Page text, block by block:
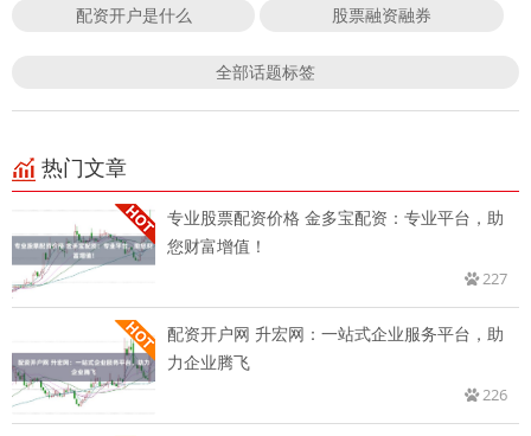
配资开户是什么 股票融资融券
全部话题标签
热门文章
专业股票配资价格 金多宝配资：专业平台，助
您财富增值！
227
配资开户网 升宏网：一站式企业服务平台，助
力企业腾飞
226